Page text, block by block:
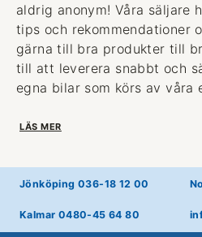
aldrig anonym! Våra säljare
tips och rekommendationer
gärna till bra produkter till
till att leverera snabbt och
egna bilar som körs av våra
LÄS MER
Jönköping 036-18 12 00
Kalmar 0480-45 64 80